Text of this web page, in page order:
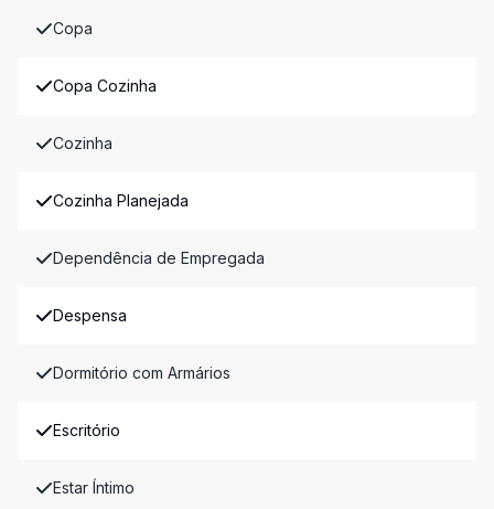
Copa
Copa Cozinha
Cozinha
Cozinha Planejada
Dependência de Empregada
Despensa
Dormitório com Armários
Escritório
Estar Íntimo